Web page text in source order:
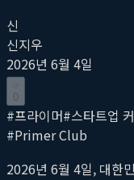
신
신지우
2026년 6월 4일
0
#프라이머#스타트업
#Primer Club
2026년 6월 4일, 대한